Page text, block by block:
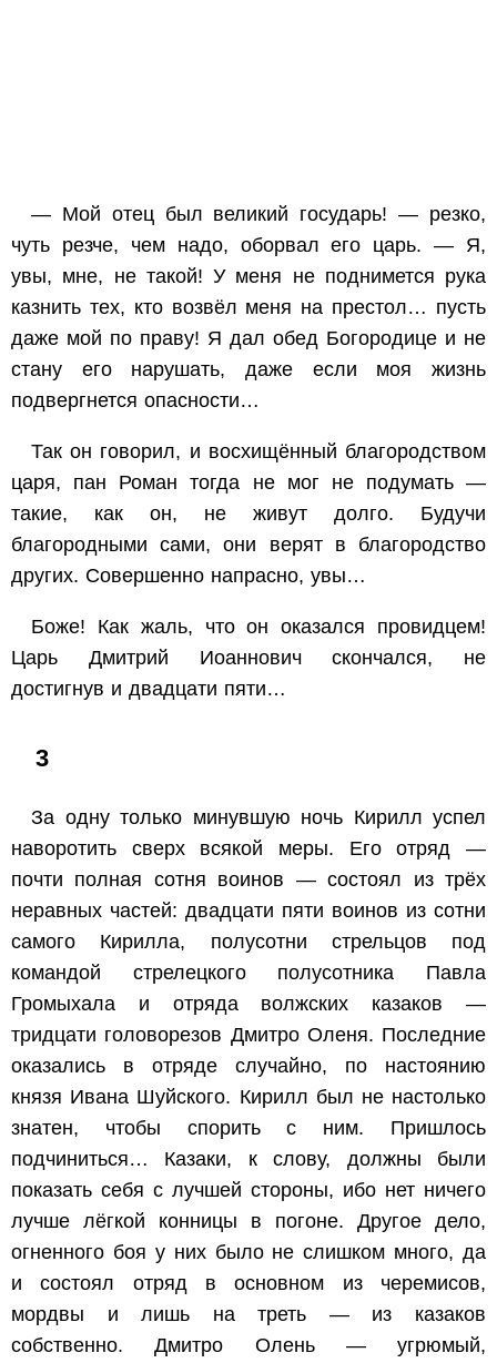
— Мой отец был великий государь! — резко,
чуть резче, чем надо, оборвал его царь. — Я,
увы, мне, не такой! У меня не поднимется рука
казнить тех, кто возвёл меня на престол… пусть
даже мой по праву! Я дал обед Богородице и не
стану его нарушать, даже если моя жизнь
подвергнется опасности…
Так он говорил, и восхищённый благородством
царя, пан Роман тогда не мог не подумать —
такие, как он, не живут долго. Будучи
благородными сами, они верят в благородство
других. Совершенно напрасно, увы…
Боже! Как жаль, что он оказался провидцем!
Царь Дмитрий Иоаннович скончался, не
достигнув и двадцати пяти…
3
За одну только минувшую ночь Кирилл успел
наворотить сверх всякой меры. Его отряд —
почти полная сотня воинов — состоял из трёх
неравных частей: двадцати пяти воинов из сотни
самого Кирилла, полусотни стрельцов под
командой стрелецкого полусотника Павла
Громыхала и отряда волжских казаков —
тридцати головорезов Дмитро Оленя. Последние
оказались в отряде случайно, по настоянию
князя Ивана Шуйского. Кирилл был не настолько
знатен, чтобы спорить с ним. Пришлось
подчиниться… Казаки, к слову, должны были
показать себя с лучшей стороны, ибо нет ничего
лучше лёгкой конницы в погоне. Другое дело,
огненного боя у них было не слишком много, да
и состоял отряд в основном из черемисов,
мордвы и лишь на треть — из казаков
собственно. Дмитро Олень — угрюмый,